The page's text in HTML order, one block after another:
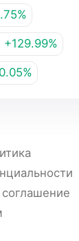
+129.99%